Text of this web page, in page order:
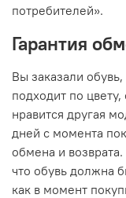
потребителей».
Гарантия
Вы заказали
подходит по
нравится другая
дней с момента
обмена и
что обувь должна
как в момент